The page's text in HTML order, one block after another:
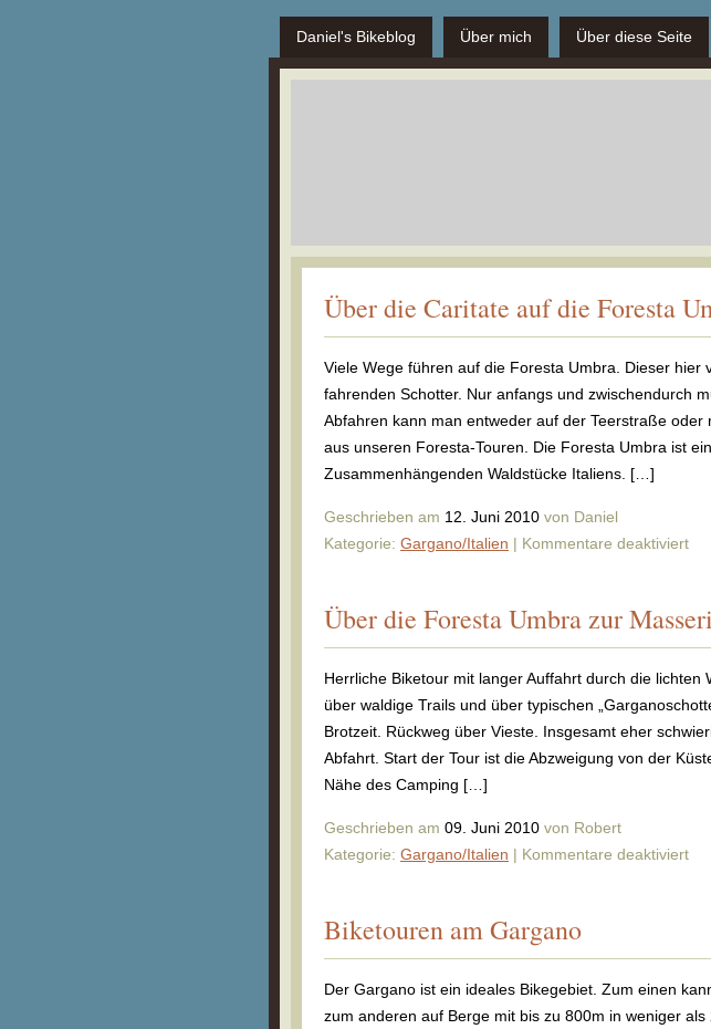
Daniel's Bikeblog Über mich Über diese Seite
Über die Caritate auf die Foresta
Viele Wege führen auf die Foresta Umbra. Dieser hier
fahrenden Schotter. Nur anfangs und zwischendurch
Abfahren kann man entweder auf der Teerstraße oder
aus unseren Foresta-Touren. Die Foresta Umbra ist
Zusammenhängenden Waldstücke Italiens. […]
Geschrieben am 12. Juni 2010 von Daniel
Kategorie: Gargano/Italien | Kommentare deaktiviertfür
auf
die
Über die Foresta Umbra zur
Herrliche Biketour mit langer Auffahrt durch die lichten
über waldige Trails und über typischen
Brotzeit. Rückweg über Vieste. Insgesamt eher
Abfahrt. Start der Tour ist die Abzweigung von der
Nähe des Camping […]
Geschrieben am 09. Juni 2010 von Robert
Kategorie: Gargano/Italien | Kommentare deaktiviertfür
zur
Biketouren am Gargano
Der Gargano ist ein ideales Bikegebiet. Zum einen
zum anderen auf Berge mit bis zu 800m in weniger